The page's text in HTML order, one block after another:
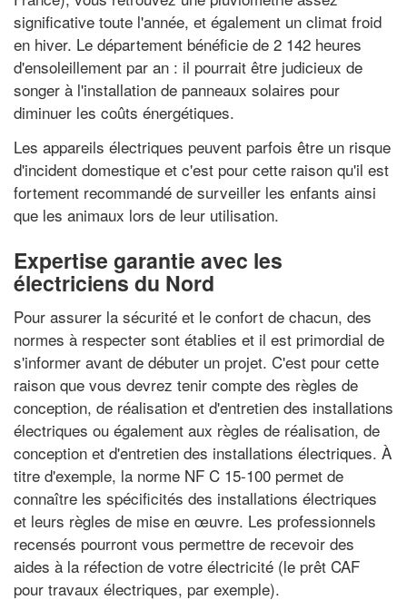
significative toute l'année, et également un climat froid
en hiver. Le département bénéficie de 2 142 heures
d'ensoleillement par an : il pourrait être judicieux de
songer à l'installation de panneaux solaires pour
diminuer les coûts énergétiques.
Les appareils électriques peuvent parfois être un risque
d'incident domestique et c'est pour cette raison qu'il est
fortement recommandé de surveiller les enfants ainsi
que les animaux lors de leur utilisation.
Expertise garantie avec les
électriciens du Nord
Pour assurer la sécurité et le confort de chacun, des
normes à respecter sont établies et il est primordial de
s'informer avant de débuter un projet. C'est pour cette
raison que vous devrez tenir compte des règles de
conception, de réalisation et d'entretien des installations
électriques ou également aux règles de réalisation, de
conception et d'entretien des installations électriques. À
titre d'exemple, la norme NF C 15-100 permet de
connaître les spécificités des installations électriques
et leurs règles de mise en œuvre. Les professionnels
recensés pourront vous permettre de recevoir des
aides à la réfection de votre électricité (le prêt CAF
pour travaux électriques, par exemple).